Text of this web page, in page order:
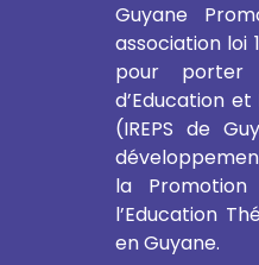
Guyane
association loi
pour porter
d’Education
(IREPS de
la
l’Education
en Guyane.